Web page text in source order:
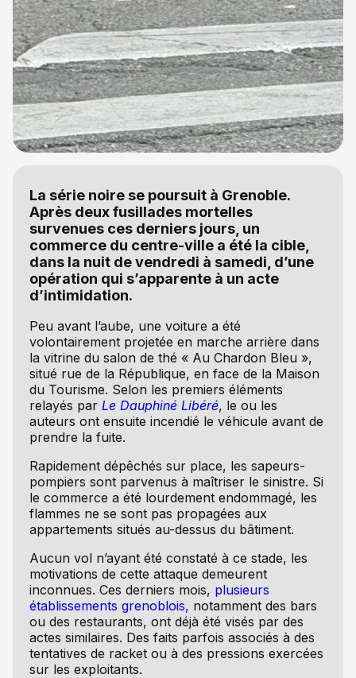
La série noire se poursuit à Grenoble.
Après deux fusillades mortelles
survenues ces derniers jours, un
commerce du centre-ville a été la cible,
dans la nuit de vendredi à samedi, d’une
opération qui s’apparente à un acte
d’intimidation.
Peu avant l’aube, une voiture a été
volontairement projetée en marche arrière dans
la vitrine du salon de thé « Au Chardon Bleu »,
situé rue de la République, en face de la Maison
du Tourisme. Selon les premiers éléments
relayés par Le Dauphiné Libéré, le ou les
auteurs ont ensuite incendié le véhicule avant de
prendre la fuite.
Rapidement dépêchés sur place, les sapeurs-
pompiers sont parvenus à maîtriser le sinistre. Si
le commerce a été lourdement endommagé, les
flammes ne se sont pas propagées aux
appartements situés au-dessus du bâtiment.
Aucun vol n’ayant été constaté à ce stade, les
motivations de cette attaque demeurent
inconnues. Ces derniers mois, plusieurs
établissements grenoblois, notamment des bars
ou des restaurants, ont déjà été visés par des
actes similaires. Des faits parfois associés à des
tentatives de racket ou à des pressions exercées
sur les exploitants.